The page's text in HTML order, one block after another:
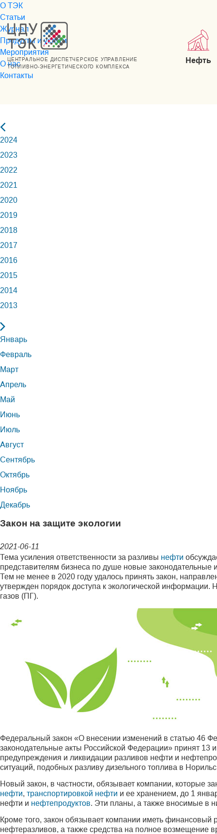
ЦЕНТРАЛЬНОЕ ДИСПЕТЧЕРСКОЕ УПРАВЛЕНИЕ
ТОПЛИВНО-ЭНЕРГЕТИЧЕСКОГО КОМПЛЕКСА
Нефть
О ТЭК
Статьи
Журнал
Продукты и услуги
Мероприятия
О нас
Контакты
2024
2023
2022
2021
2020
2019
2018
2017
2016
2015
2014
2013
Январь
Февраль
Март
Апрель
Май
Июнь
Июль
Август
Сентябрь
Октябрь
Ноябрь
Декабрь
Закон на защите экологии
2021-06-11
Тема усиления ответственности за разливы нефти
представителям бизнеса по душе новые
Тем не менее в 2020 году удалось принять закон,
утвержден порядок доступа к экологической
газов (ПГ).
Федеральный закон «О внесении изменений в статью 46
законодательные акты Российской Федерации» принят
предупреждения и ликвидации разливов нефти и
ситуаций, подобных разливу дизельного топлива в
Новый закон, в частности, обязывает компании, которые
нефти, транспортировкой нефти и ее хранением, до 1
нефти и нефтепродуктов. Эти планы, а также вносимые в
Кроме того, закон обязывает компании иметь
нефтеразливов, а также средства на полное возмещение